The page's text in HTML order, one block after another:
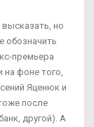
но
обозначить
премьера
фоне того,
Яценюк и
после
другой). А